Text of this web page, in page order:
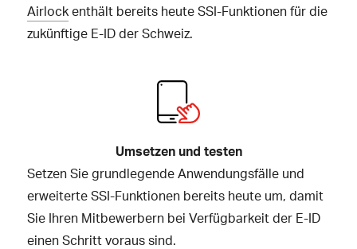
Airlockenthält bereits heute SSI-Funktionen für die
zukünftige E-ID der Schweiz.
Umsetzen und testen
Setzen Sie grundlegende Anwendungsfälle und
erweiterte SSI-Funktionen bereits heute um, damit
Sie Ihren Mitbewerbern bei Verfügbarkeit der E-ID
einen Schritt voraus sind.